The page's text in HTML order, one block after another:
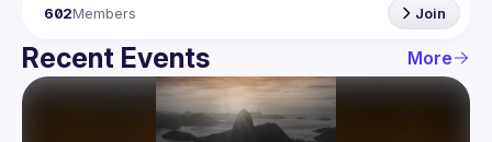
602Members Join
Recent Events More